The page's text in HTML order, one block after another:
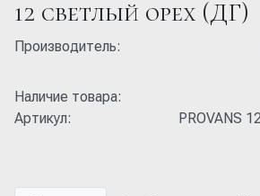
12 светлый орех (ДГ)
Производитель:
Наличие товара:
Артикул:
PROVANS